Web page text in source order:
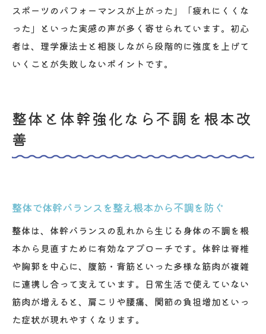
スポーツのパフォーマンスが上がった」「疲れにくくな
った」といった実感の声が多く寄せられています。初心
者は、理学療法士と相談しながら段階的に強度を上げて
いくことが失敗しないポイントです。
整体と体幹強化なら不調を根本改
善
整体で体幹バランスを整え根本から不調を防ぐ
整体は、体幹バランスの乱れから生じる身体の不調を根
本から見直すために有効なアプローチです。体幹は脊椎
や胸郭を中心に、腹筋・背筋といった多様な筋肉が複雑
に連携し合って支えています。日常生活で使えていない
筋肉が増えると、肩こりや腰痛、関節の負担増加といっ
た症状が現れやすくなります。